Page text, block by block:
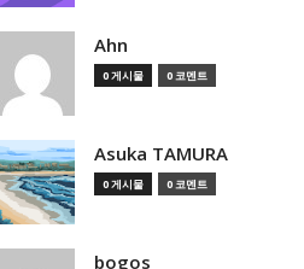
Ahn
0 게시물 0 코멘트
Asuka TAMURA
0 게시물 0 코멘트
bogos